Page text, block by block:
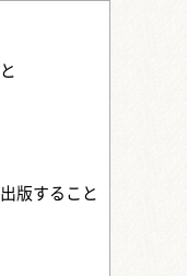
版すること